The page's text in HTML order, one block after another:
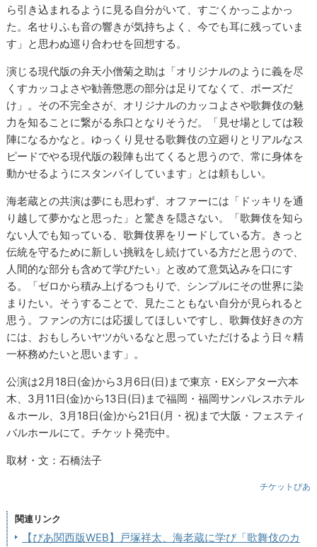
ら引き込まれるように見る自分がいて、すごくかっこよかっ
た。名せりふも音の響きが気持ちよく、今でも耳に残っていま
す」と思わぬ巡り合わせを回想する。
演じる現代版の弁天小僧菊之助は「オリジナルのように義を尽
くすカッコよさや勧善懲悪の部分は足りてなくて、ポーズだ
け」。その不完全さが、オリジナルのカッコよさや歌舞伎の魅
力を知ることに繋がる糸口となりそうだ。「見せ場としては殺
陣になるかなと。ゆっくり見せる歌舞伎の立廻りとリアルなス
ピードでやる現代版の殺陣も出てくると思うので、常に身体を
動かせるようにスタンバイしています」とは頼もしい。
海老蔵との共演は夢にも思わず、オファーには「ドッキリを通
り越して夢かなと思った」と驚きを隠さない。「歌舞伎を知ら
ない人でも知っている、歌舞伎界をリードしている方。きっと
伝統を守るために新しい挑戦をし続けている方だと思うので、
人間的な部分も含めて学びたい」と改めて意気込みを口にす
る。「ゼロから積み上げるつもりで、シンプルにその世界に染
まりたい。そうすることで、見たこともない自分が見られると
思う。ファンの方には応援してほしいですし、歌舞伎好きの方
には、おもしろいヤツがいるなと思っていただけるよう日々精
一杯務めたいと思います」。
公演は2月18日(金)から3月6日(日)まで東京・EXシアター六本
木、3月11日(金)から13日(日)まで福岡・福岡サンパレスホテル
＆ホール、3月18日(金)から21日(月・祝)まで大阪・フェスティ
バルホールにて。チケット発売中。
取材・文：石橋法子
チケットぴあ
関連リンク
【ぴあ関西版WEB】戸塚祥太、海老蔵に学び「歌舞伎のカ